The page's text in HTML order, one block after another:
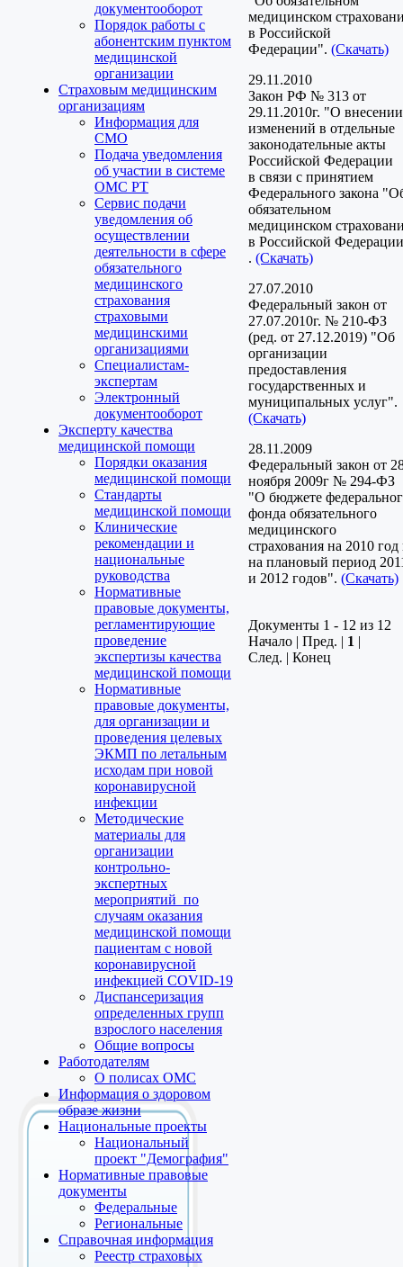
документооборот
Порядок работы с
абонентским пунктом
медицинской
организации
Страховым медицинским
организациям
Информация для
СМО
Подача уведомления
об участии в системе
ОМС РТ
Сервис подачи
уведомления об
осуществлении
деятельности в сфере
обязательного
медицинского
страхования
страховыми
медицинскими
организациями
Специалистам-
экспертам
Электронный
документооборот
Эксперту качества
медицинской помощи
Порядки оказания
медицинской помощи
Стандарты
медицинской помощи
Клинические
рекомендации и
национальные
руководства
Нормативные
правовые документы,
регламентирующие
проведение
экспертизы качества
медицинской помощи
Нормативные
правовые документы,
для организации и
проведения целевых
ЭКМП по летальным
исходам при новой
коронавирусной
инфекции
Методические
материалы для
организации
контрольно-
экспертных
мероприятий по
случаям оказания
медицинской помощи
пациентам с новой
коронавирусной
инфекцией COVID-19
Диспансеризация
определенных групп
взрослого населения
Общие вопросы
Работодателям
О полисах ОМС
Информация о здоровом
образе жизни
Национальные проекты
Национальный
проект "Демография"
Нормативные правовые
документы
Федеральные
Региональные
Справочная информация
Реестр страховых
медицинском
в Российской
Федерации". (Скачать)
29.11.2010
Закон РФ № 313 от
29.11.2010г. "О внесении
изменений в отдельные
законодательные акты
Российской Федерации
в связи с принятием
Федерального закона
обязательном
медицинском
в Российской
. (Скачать)
27.07.2010
Федеральный закон от
27.07.2010г. № 210-ФЗ
(ред. от 27.12.2019) "Об
организации
предоставления
государственных и
муниципальных услуг".
(Скачать)
28.11.2009
Федеральный закон от
ноября 2009г № 294-ФЗ
"О бюджете
фонда обязательного
медицинского
страхования на 2010 год
на плановый период
и 2012 годов". (Скачать)
Документы 1 - 12 из 12
Начало | Пред. | 1 |
След. | Конец